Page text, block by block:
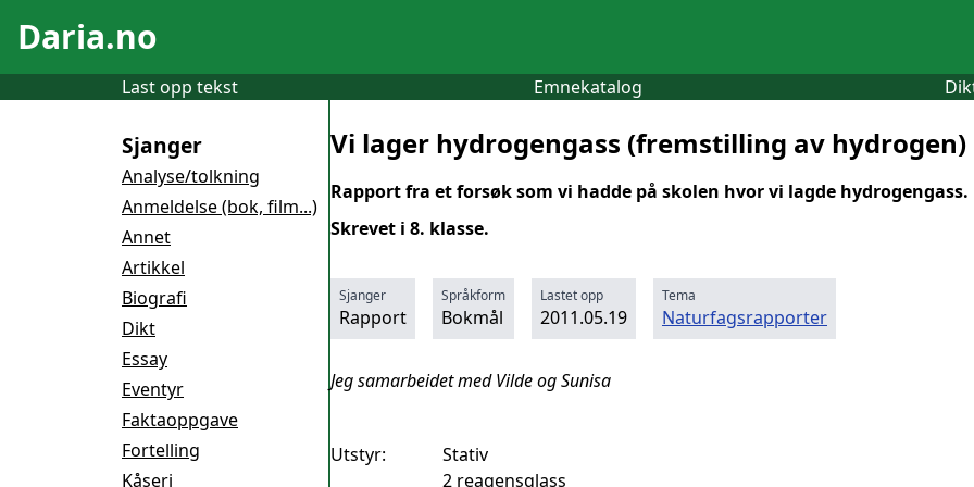
Daria.no
Last opp tekst Emnekatalog
Sjanger
Analyse/tolkning
Anmeldelse (bok, film...)
Annet
Artikkel
Biografi
Dikt
Essay
Eventyr
Faktaoppgave
Fortelling
Kåseri
Vi lager hydrogengass (fremstilling av hydrogen)
Rapport fra et forsøk som vi hadde på skolen hvor vi lagde hydrogengass.
Skrevet i 8. klasse.
Sjanger
Rapport
Språkform
Bokmål
Lastet opp
2011.05.19
Tema
Naturfagsrapporter
Jeg samarbeidet med Vilde og Sunisa
Utstyr:
Stativ
2 reagensglass